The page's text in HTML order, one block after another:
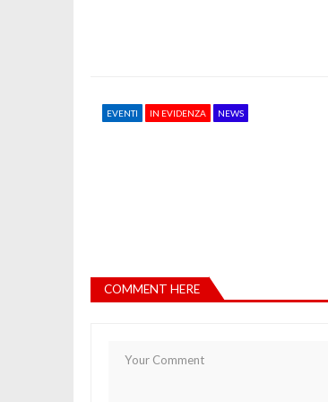
oEVENTI IN EVIDENZA NEWS
COMMENT HERE